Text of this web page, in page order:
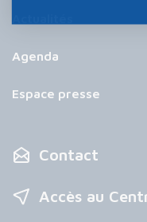
Agenda
Espace presse
Contact
Accès au